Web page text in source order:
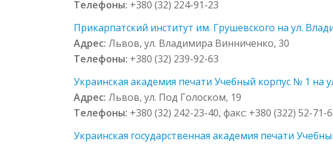
Телефоны: +380 (32) 224-91-23
Прикарпатский институт им. Грушевского на ул.
Адрес:Львов, ул. Владимира Винниченко, 30
Телефоны: +380 (32) 239-92-63
Украинская академия печати Учебный корпус № 1 на
Адрес:Львов, ул. Под Голоском, 19
Телефоны: +380 (32) 242-23-40, факс: +380 (322) 52-71-
Украинская государственная академия печати